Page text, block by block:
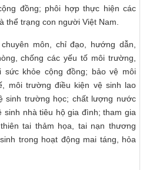
đồng; phôi hợp thực hiện các
thể trạng con người Việt Nam.
môn, chỉ đạo, hướng dẫn,
chống các yếu tố môi trường,
khỏe cộng đồng; bảo vệ môi
môi trường điều kiện vệ sinh lao
sinh trường học; chất lượng nước
nhà tiêu hộ gia đình; tham gia
tai thảm họa, tai nạn thương
trong hoạt động mai táng, hỏa